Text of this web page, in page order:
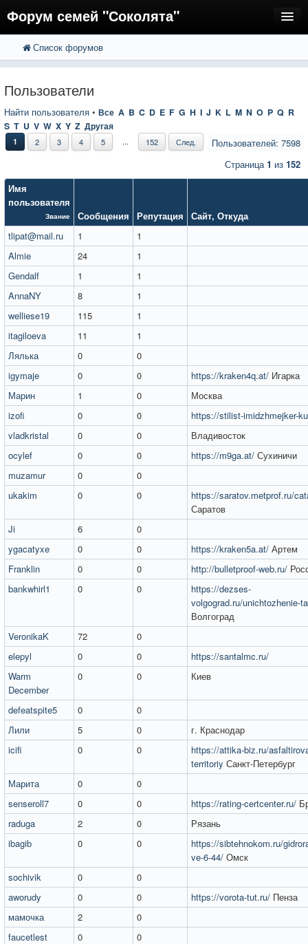
Форум семей "Соколята"
FAQ
Вход
Список форумов
Пользователи
Найти пользователя • Все A B C D E F G H I J K L M N O P Q R
S T U V W X Y Z Другая
Пользователей: 7598
1 2 3 4 5 ... 152 След.
Страница1 из 152
Имя
пользователя
Звание Сообщения Репутация Сайт, Откуда
tlipat@mail.ru
1
1
Almie
24
1
Gendalf
1
1
AnnaNY
8
1
welliese19
115
1
itagiloeva
11
1
Лялька
0
0
igymaje
0 0 https://kraken4q.at/ Игарка
Марин
1 0
Москва
izofi
0 0
https://stilist-imidzhmejker-
vladkristal
0 0
Владивосток
ocylef
0 0 https://m9ga.at/ Сухиничи
muzamur
0
0
ukakim
0 0
https://saratov.metprof.ru/
Саратов
Ji
6
0
ygacatyxe
0 0 https://kraken5a.at/ Артем
Franklin
0 0 http://bulletproof-web.ru/
bankwhirl1
0 0
https://dezses-
volgograd.ru/unichtozhenie-
Волгоград
VeronikaK
72
0
elepyl
0 0
https://santalmc.ru/
Warm
December
0 0 Киев
defeatspite5 0
0
Лили
5 0
г. Краснодар
icifi
0 0
https://attika-biz.ru/
territoriy Санкт-Петербург
Марита
0
0
senseroll7
0 0 https://rating-certcenter.ru/
raduga
2 0
Рязань
ibagib
0 0
https://sibtehnokom.ru/
ve-6-44/ Омск
sochivik
0
0
aworudy
0 0 https://vorota-tut.ru/ Пенза
мамочка
2
0
faucetlest
0
0